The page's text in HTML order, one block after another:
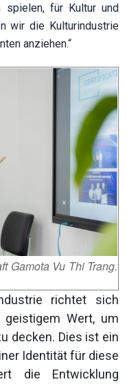
spielen, für Kultur und
wir die Kulturindustrie
anziehen.“
Gamota Vu Thi Trang.
richtet sich
Wert, um
decken. Dies ist ein
Identität für diese
die Entwicklung